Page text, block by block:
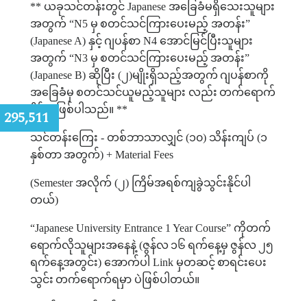
** ယခုသင်တန်းတွင် Japanese အခြေခံမရှိသေးသူများ
အတွက် “N5 မှ စတင်သင်ကြားပေးမည့် အတန်း”
(Japanese A)နှင့် ဂျပန်စာ N4အောင်မြင်ပြီးသူများ
အတွက် “N3 မှ စတင်သင်ကြားပေးမည့် အတန်း”
(Japanese B) ဆိုပြီး ( ၂)မျိုးရှိသည့်အတွက် ဂျပန်စာကို
အခြေခံမှ စတင်သင်ယူမည့်သူများ လည်း တက်ရောက်
နိုင်မှာဖြစ်ပါသည်။ **
သင်တန်းကြေး - တစ်ဘာသာလျှင် (၁၀) သိန်းကျပ် (၁
နှစ်တာ အတွက်) + Material Fees
(Semester အလိုက် ( ၂) ကြိမ်အရစ်ကျခွဲသွင်းနိုင်ပါ
တယ်)
“Japanese University Entrance 1 Year Course” ကိုတက်
ရောက်လိုသူများအနေနဲ့ (ဇွန်လ ၁၆ ရက်နေ့မှ ဇွန်လ
၂၅
ရက်နေ့အတွင်း)အောက်ပါ Link မှတဆင့် စာရင်းပေး
သွင်း တက်ရောက်ရမှာ ပဲဖြစ်ပါတယ်။
295,511